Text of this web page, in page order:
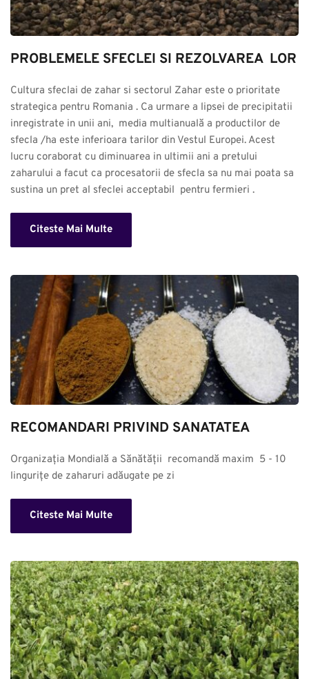
PROBLEMELE SFECLEI SI REZOLVAREA  LOR
Cultura sfeclai de zahar si sectorul Zahar este o prioritate
strategica pentru Romania . Ca urmare a lipsei de precipitatii
inregistrate in unii ani,  media multianuală a productilor de
sfecla /ha este inferioara tarilor din Vestul Europei. Acest
lucru coraborat cu diminuarea in ultimii ani a pretului
zaharului a facut ca procesatorii de sfecla sa nu mai poata sa
sustina un pret al sfeclei acceptabil  pentru fermieri .
Citeste Mai Multe
RECOMANDARI PRIVIND SANATATEA
Organizația Mondială a Sănătății  recomandă maxim  5 - 10
lingurițe de zaharuri adăugate pe zi
Citeste Mai Multe